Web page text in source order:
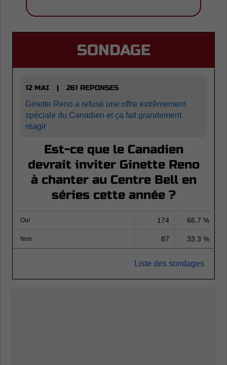
SONDAGE
12 MAI |
261 REPONSES
Ginette Reno a refusé une offre extrêmement
spéciale du Canadien et ça fait grandement
réagir
Est-ce que le Canadien
devrait inviter Ginette Reno
à chanter au Centre Bell en
séries cette année ?
Oui 174 66.7 %
Non 87 33.3 %
Liste des sondages